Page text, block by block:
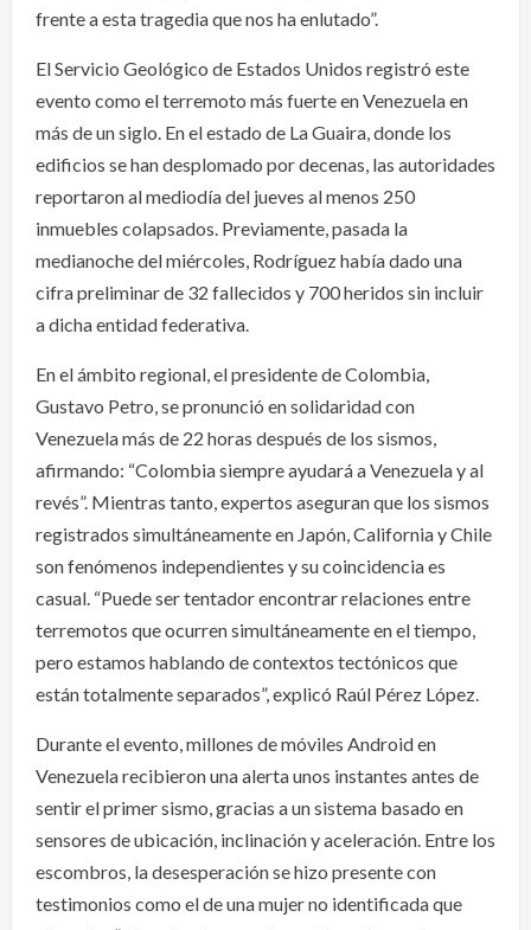
frente a esta tragedia que nos ha enlutado”.
El Servicio Geológico de Estados Unidos registró este
evento como el terremoto más fuerte en Venezuela en
más de un siglo. En el estado de La Guaira, donde los
edificios se han desplomado por decenas, las autoridades
reportaron al mediodía del jueves al menos 250
inmuebles colapsados. Previamente, pasada la
medianoche del miércoles, Rodríguez había dado una
cifra preliminar de 32 fallecidos y 700 heridos sin incluir
a dicha entidad federativa.
En el ámbito regional, el presidente de Colombia,
Gustavo Petro, se pronunció en solidaridad con
Venezuela más de 22 horas después de los sismos,
afirmando: “Colombia siempre ayudará a Venezuela y al
revés”. Mientras tanto, expertos aseguran que los sismos
registrados simultáneamente en Japón, California y Chile
son fenómenos independientes y su coincidencia es
casual. “Puede ser tentador encontrar relaciones entre
terremotos que ocurren simultáneamente en el tiempo,
pero estamos hablando de contextos tectónicos que
están totalmente separados”, explicó Raúl Pérez López.
Durante el evento, millones de móviles Android en
Venezuela recibieron una alerta unos instantes antes de
sentir el primer sismo, gracias a un sistema basado en
sensores de ubicación, inclinación y aceleración. Entre los
escombros, la desesperación se hizo presente con
testimonios como el de una mujer no identificada que